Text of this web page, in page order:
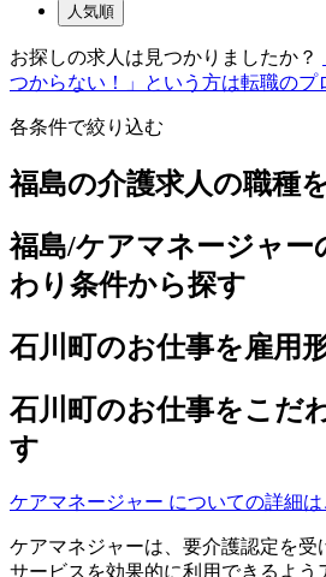
人気順
お探しの求人は見つかりましたか？
つからない！」という方は転職のプ
各条件で絞り込む
福島の介護求人の職種
福島/ケアマネージャー
わり条件から探す
石川町のお仕事を雇用
石川町のお仕事をこだ
す
ケアマネージャー についての詳細は
ケアマネジャーは、要介護認定を受
サービスを効果的に利用できるよう